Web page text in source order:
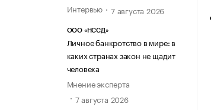
Интервью
7 августа 2026
ООО «НССД»
Личное банкротство в мире: в
каких странах закон не щадит
человека
Мнение эксперта
7 августа 2026